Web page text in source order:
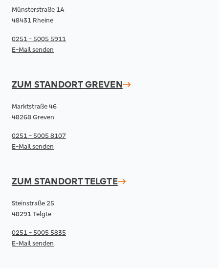
Münsterstraße 1A
48431 Rheine
0251 - 5005 5911
E-Mail senden
ZUM STANDORTGREVEN
Marktstraße 46
48268 Greven
0251 - 5005 8107
E-Mail senden
ZUM STANDORTTELGTE
Steinstraße 25
48291 Telgte
0251 - 5005 5835
E-Mail senden